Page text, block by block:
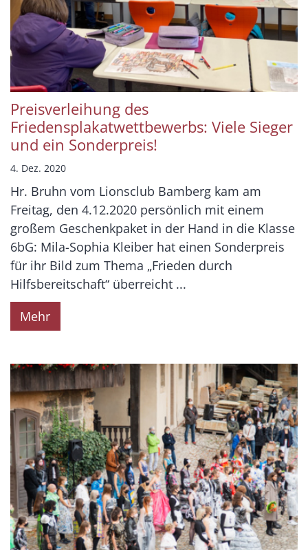
Preisverleihung des
Friedensplakatwettbewerbs: Viele Sieger
und ein Sonderpreis!
4. Dez. 2020
Hr. Bruhn vom Lionsclub Bamberg kam am
Freitag, den 4.12.2020 persönlich mit einem
großem Geschenkpaket in der Hand in die Klasse
6bG: Mila-Sophia Kleiber hat einen Sonderpreis
für ihr Bild zum Thema „Frieden durch
Hilfsbereitschaft“ überreicht ...
Mehr